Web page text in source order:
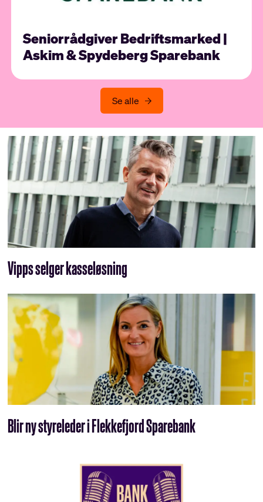
Seniorrådgiver Bedriftsmarked |
Askim & Spydeberg Sparebank
Se alle
Vipps selger kasseløsning
Blir ny styreleder i Flekkefjord Sparebank